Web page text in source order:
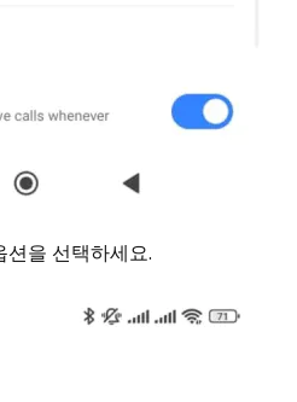
을 선택하세요.